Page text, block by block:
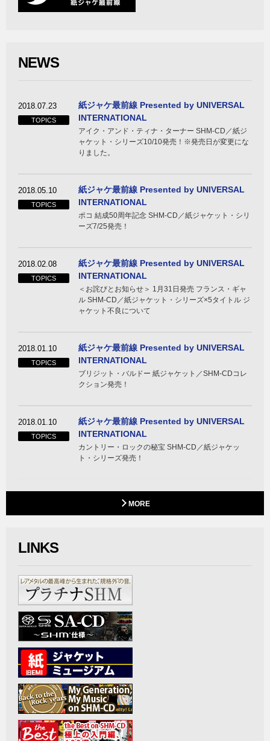
NEWS
2018.07.23
TOPICS
紙ジャケ最前線 Presented by UNIVERSAL
INTERNATIONAL
アイク・アンド・ティナ・ターナー SHM-CD／紙ジ
ャケット・シリーズ10/10発売！※発売日が変更にな
りました。
2018.05.10
TOPICS
紙ジャケ最前線 Presented by UNIVERSAL
INTERNATIONAL
ポコ 結成50周年記念 SHM-CD／紙ジャケット・シリ
ーズ7/25発売！
2018.02.08
TOPICS
紙ジャケ最前線 Presented by UNIVERSAL
INTERNATIONAL
＜お詫びとお知らせ＞ 1月31日発売 フランス・ギャ
ル SHM-CD／紙ジャケット・シリーズ×5タイトル ジ
ャケット不良について
2018.01.10
TOPICS
紙ジャケ最前線 Presented by UNIVERSAL
INTERNATIONAL
ブリジット・バルドー 紙ジャケット／SHM-CDコレ
クション発売！
2018.01.10
TOPICS
紙ジャケ最前線 Presented by UNIVERSAL
INTERNATIONAL
カントリー・ロックの秘宝 SHM-CD／紙ジャケッ
ト・シリーズ発売！
MORE
LINKS